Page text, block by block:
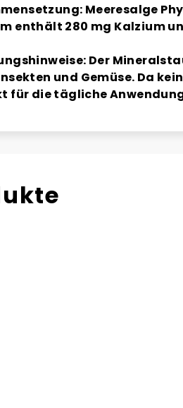
Meeresalge
enthält 280 mg Kalzium
Der
und Gemüse. Da
für die tägliche